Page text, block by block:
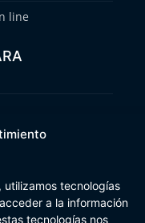
utilizamos tecnologías
a la información
tecnologías nos
line